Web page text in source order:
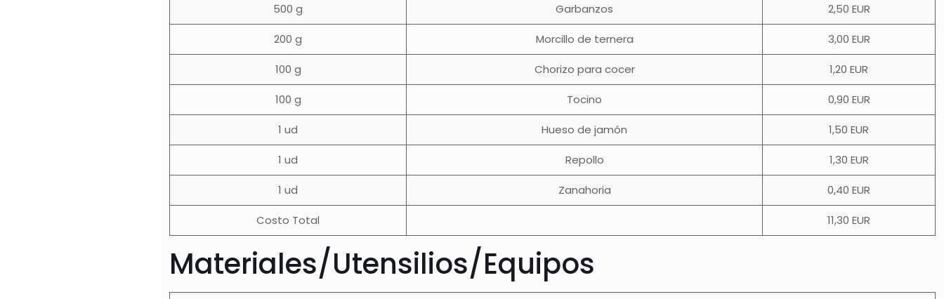
500 g Garbanzos 2,50 EUR
200 g Morcillo de ternera 3,00 EUR
100 g Chorizo para cocer 1,20 EUR
100 g Tocino 0,90 EUR
1 ud Hueso de jamón 1,50 EUR
1 ud Repollo 1,30 EUR
1 ud Zanahoria 0,40 EUR
Costo Total 11,30 EUR
Materiales/Utensilios/Equipos